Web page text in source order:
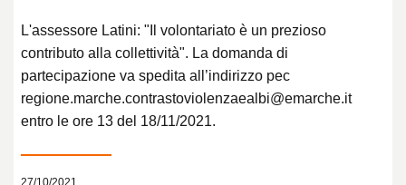
L'assessore Latini: "Il volontariato è un prezioso
contributo alla collettività". La domanda di
partecipazione va spedita all’indirizzo pec
regione.marche.contrastoviolenzaealbi@emarche.it
entro le ore 13 del 18/11/2021.